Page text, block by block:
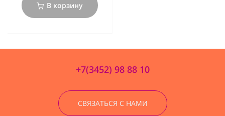
В корзину
+7(3452) 98 88 10
СВЯЗАТЬСЯ С НАМИ